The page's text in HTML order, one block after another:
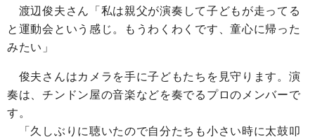
渡辺俊夫さん
「私は親父が演奏して子どもが走ってる
と運動会という感じ。もうわくわくです、童心に帰った
みたい」
俊夫さんはカメラを手に子どもたちを見守ります。演
奏は、チンドン屋の音楽などを奏でるプロのメンバーで
す。
「久しぶりに聴いたので自分たちも小さい時に太鼓叩